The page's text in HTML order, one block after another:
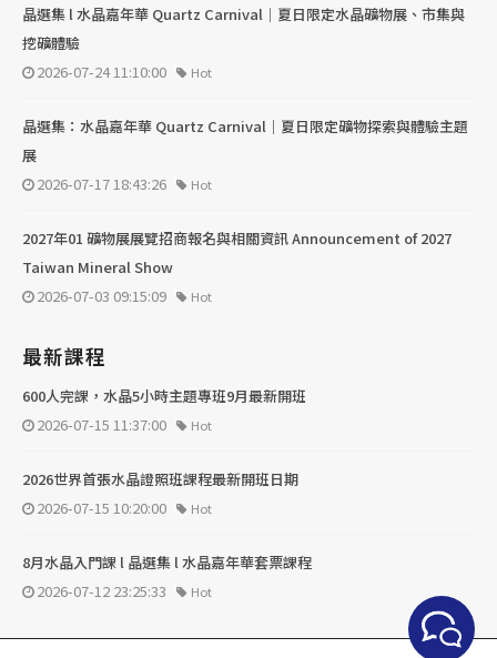
晶選集 l 水晶嘉年華 Quartz Carnival｜夏日限定水晶礦物展、市集與
挖礦體驗
2026-07-24 11:10:00
Hot
晶選集：水晶嘉年華 Quartz Carnival｜夏日限定礦物探索與體驗主題
展
2026-07-17 18:43:26
Hot
2027年01 礦物展展覽招商報名與相關資訊 Announcement of 2027
Taiwan Mineral Show
2026-07-03 09:15:09
Hot
最新課程
600人完課，水晶5小時主題專班9月最新開班
2026-07-15 11:37:00
Hot
2026世界首張水晶證照班課程最新開班日期
2026-07-15 10:20:00
Hot
8月水晶入門課 l 晶選集 l 水晶嘉年華套票課程
2026-07-12 23:25:33
Hot